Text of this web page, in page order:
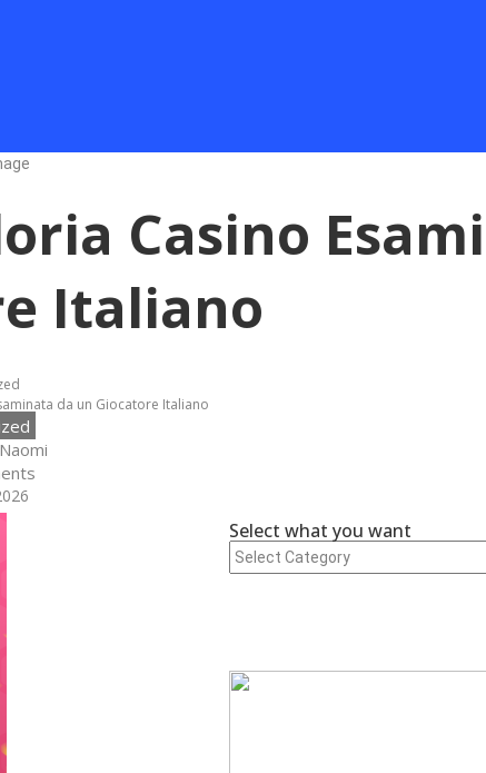
Casino
Italiano
da un Giocatore Italiano
Select what you want
Select what you want